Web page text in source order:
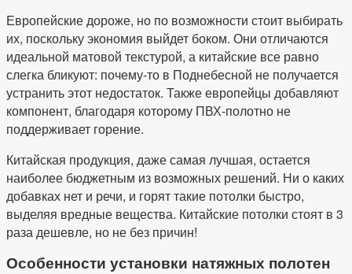
Европейские дороже, но по возможности стоит выбирать
их, поскольку экономия выйдет боком. Они отличаются
идеальной матовой текстурой, а китайские все равно
слегка бликуют: почему-то в Поднебесной не получается
устранить этот недостаток. Также европейцы добавляют
компонент, благодаря которому ПВХ-полотно не
поддерживает горение.
Китайская продукция, даже самая лучшая, остается
наиболее бюджетным из возможных решений. Ни о каких
добавках нет и речи, и горят такие потолки быстро,
выделяя вредные вещества. Китайские потолки стоят в 3
раза дешевле, но не без причин!
Особенности установки натяжных полотен